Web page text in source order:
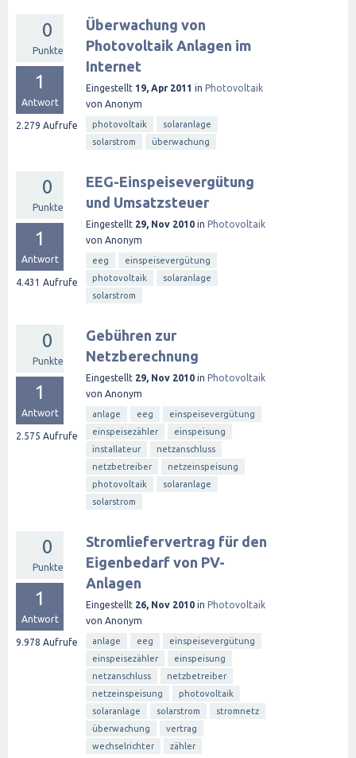
0
Punkte
1
Antwort
2.279 Aufrufe
Überwachung von
Photovoltaik Anlagen im
Internet
Eingestellt 19, Apr 2011 in Photovoltaik
von Anonym
photovoltaik
solaranlage
solarstrom
überwachung
0
Punkte
1
Antwort
4.431 Aufrufe
EEG-Einspeisevergütung
und Umsatzsteuer
Eingestellt 29, Nov 2010 in Photovoltaik
von Anonym
eeg
einspeisevergütung
photovoltaik
solaranlage
solarstrom
0
Punkte
1
Antwort
2.575 Aufrufe
Gebühren zur
Netzberechnung
Eingestellt 29, Nov 2010 in Photovoltaik
von Anonym
anlage eeg
einspeisevergütung
einspeisezähler
einspeisung
installateur
netzanschluss
netzbetreiber
netzeinspeisung
photovoltaik
solaranlage
solarstrom
0
Punkte
1
Antwort
9.978 Aufrufe
Stromliefervertrag für den
Eigenbedarf von PV-
Anlagen
Eingestellt 26, Nov 2010 in Photovoltaik
von Anonym
anlage eeg
einspeisevergütung
einspeisezähler
einspeisung
netzanschluss
netzbetreiber
netzeinspeisung
photovoltaik
solaranlage
solarstrom
stromnetz
überwachung
vertrag
wechselrichter
zähler